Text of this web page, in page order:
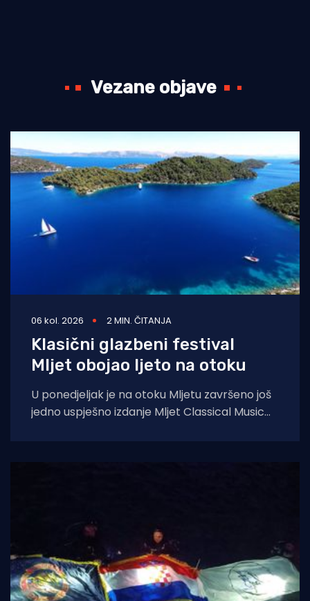
Vezane objave
06 kol. 2026 2 MIN. ČITANJA
Klasični glazbeni festival
Mljet obojao ljeto na otoku
U ponedjeljak je na otoku Mljetu završeno još
jedno uspješno izdanje Mljet Classical Music